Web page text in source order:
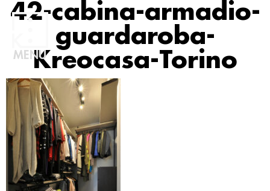
MENU
42-cabina-armadio-
guardaroba-
Kreocasa-Torino